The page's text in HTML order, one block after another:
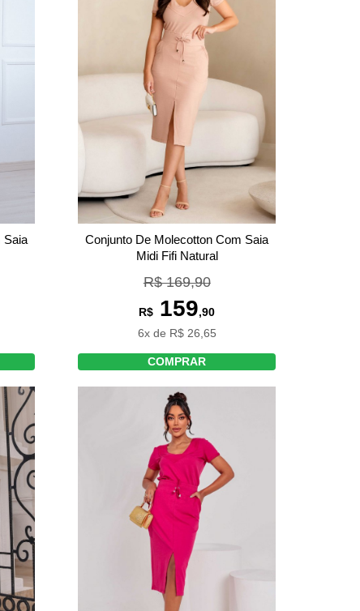
Saia
Conjunto De Molecotton Com Saia
Midi Fifi Natural
R$ 169,90
R$ 159,90
6x de R$ 26,65
COMPRAR